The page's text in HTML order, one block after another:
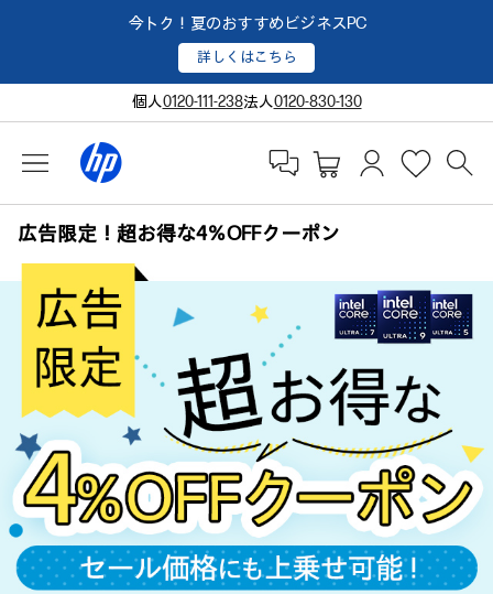
今トク！夏のおすすめビジネスPC
詳しくはこちら
個人0120-111-238法人0120-830-130
広告限定！超お得な4％OFFクーポン